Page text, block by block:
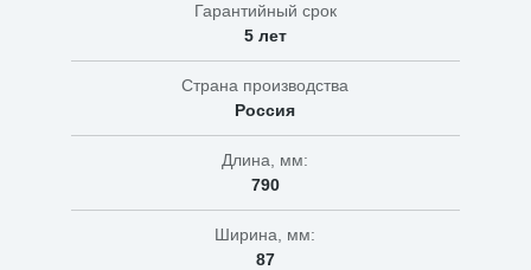
Гарантийный срок
5 лет
Страна производства
Россия
Длина, мм:
790
Ширина, мм:
87